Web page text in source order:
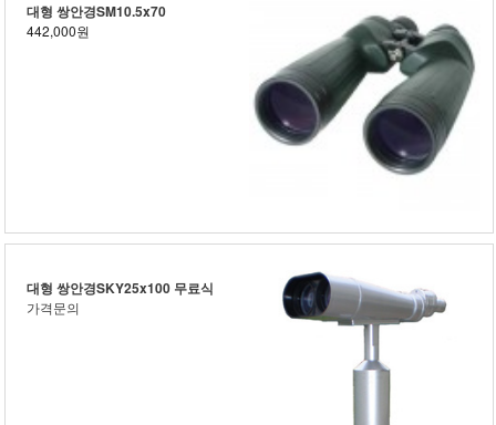
대형 쌍안경SM10.5x70
442,000원
대형 쌍안경SKY25x100 무료식
가격문의